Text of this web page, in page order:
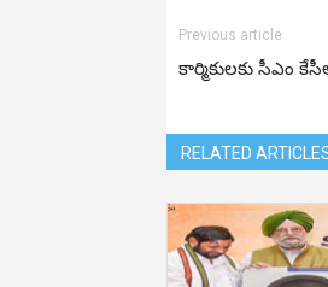
Previous article
కార్మికులకు సీఎం
RELATED